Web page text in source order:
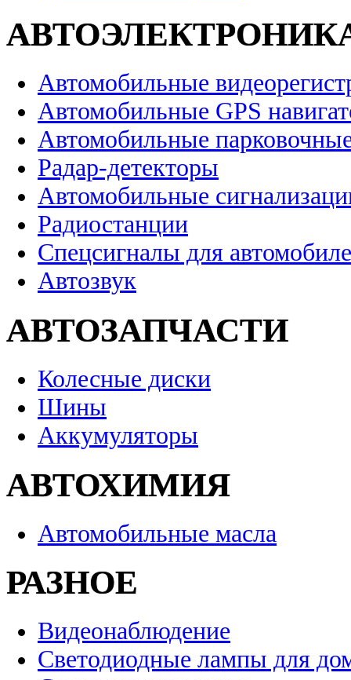
Автомобильные
Автомобильные GPS
Автомобильные
Радар-детекторы
Автомобильные
Радиостанции
Спецсигналы для
Автозвук
АВТОЗАПЧАСТИ
Колесные диски
Шины
Аккумуляторы
АВТОХИМИЯ
Автомобильные масла
РАЗНОЕ
Видеонаблюдение
Светодиодные лампы для